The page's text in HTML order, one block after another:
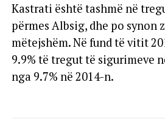
Kastrati është tashmë në
përmes Albsig, dhe po synon
mëtejshëm. Në fund të vitit
9.9% të tregut të sigurimeve
nga 9.7% në 2014-n.